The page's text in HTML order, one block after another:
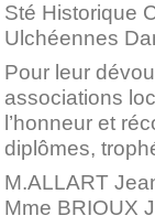
Sté Historique
Ulchéennes
Pour leur
associations
l’honneur et
diplômes,
M.ALLART
Mme BRIOUX